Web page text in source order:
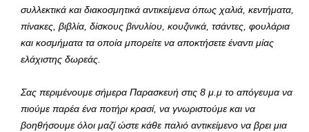
συλλεκτικά και διακοσμητικά αντικείμενα όπως χαλιά, κεντήματα,
πίνακες, βιβλία, δίσκους βινυλίου, κουζινικά, τσάντες, φουλάρια
και κοσμήματα τα οποία μπορείτε να αποκτήσετε έναντι μίας
ελάχιστης δωρεάς.
Σας περιμένουμε σήμερα Παρασκευή στις 8 μ.μ το απόγευμα να
πιούμε παρέα ένα ποτήρι κρασί, να γνωριστούμε και να
βοηθήσουμε όλοι μαζί ώστε κάθε παλιό αντικείμενο να βρει μια